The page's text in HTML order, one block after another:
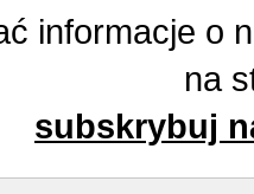
informacje o
na
subskrybuj